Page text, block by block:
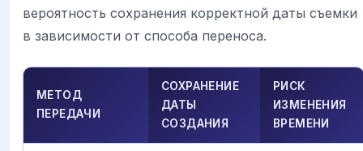
вероятность сохранения корректной даты съемки
в зависимости от способа переноса.
МЕТОД
ПЕРЕДАЧИ
СОХРАНЕНИЕ
ДАТЫ
СОЗДАНИЯ
РИСК
ИЗМЕНЕНИЯ
ВРЕМЕНИ